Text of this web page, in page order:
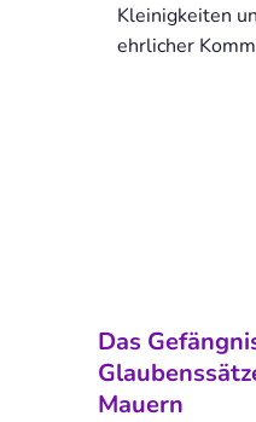
Kleinigkeiten
ehrlicher
Das
Mauern